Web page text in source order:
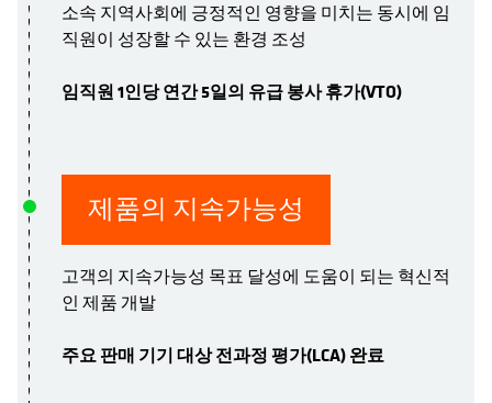
소속 지역사회에 긍정적인 영향을 미치는 동시에 임
직원이 성장할 수 있는 환경 조성
임직원 1인당 연간 5일의 유급 봉사 휴가(VTO)
제품의 지속가능성
고객의 지속가능성 목표 달성에 도움이 되는 혁신적
인 제품 개발
주요 판매 기기 대상 전과정 평가(LCA) 완료